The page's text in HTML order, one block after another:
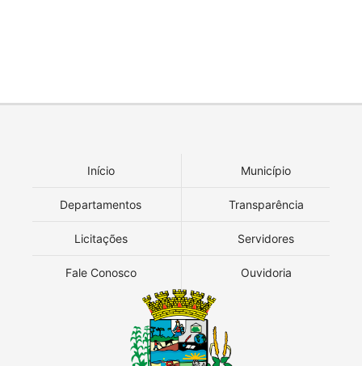
Início Município
Departamentos Transparência
Licitações Servidores
Fale Conosco Ouvidoria